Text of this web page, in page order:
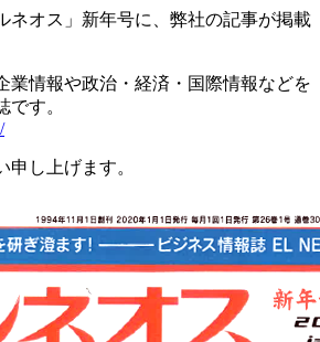
ネオス」新年号に、弊社の記事が掲載
業情報や政治・経済・国際情報などを
す。
し上げます。